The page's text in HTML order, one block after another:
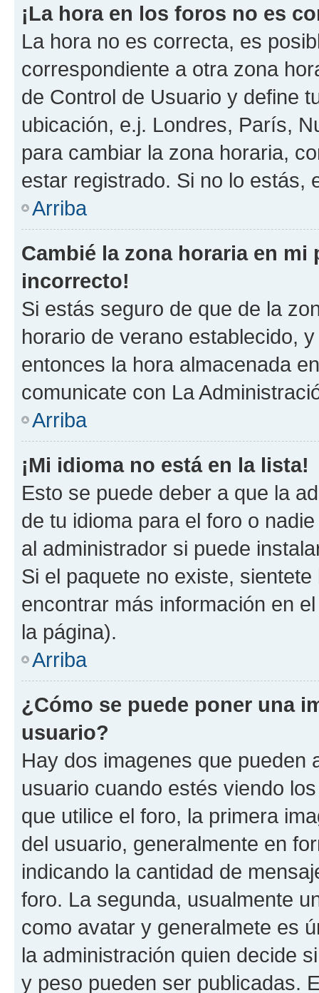
¡La hora en los foros no es
La hora no es correcta, es
correspondiente a otra zona
de Control de Usuario y define
ubicación, e.j. Londres, París,
para cambiar la zona horaria,
estar registrado. Si no lo estás,
Arriba
Cambié la zona horaria en
incorrecto!
Si estás seguro de que de la
horario de verano establecido,
entonces la hora almacenada
comunicate con La
Arriba
¡Mi idioma no está en la lista!
Esto se puede deber a que la
de tu idioma para el foro o
al administrador si puede
Si el paquete no existe,
encontrar más información en
la página).
Arriba
¿Cómo se puede poner una
usuario?
Hay dos imagenes que pueden
usuario cuando estés viendo
que utilice el foro, la primera
del usuario, generalmente en
indicando la cantidad de
foro. La segunda, usualmente
como avatar y generalmete es
la administración quien decide
y peso pueden ser publicadas.